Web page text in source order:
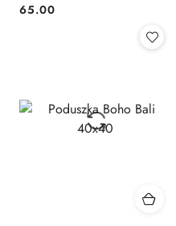
Cena:
65.00